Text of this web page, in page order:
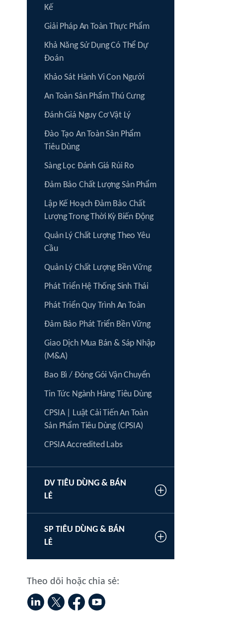
Kế
Giải Pháp An Toàn Thực Phẩm
Khả Năng Sử Dụng Có Thể Dự
Đoán
Khảo Sát Hành Vi Con Người
An Toàn Sản Phẩm Thú Cưng
Đánh Giá Nguy Cơ Vật Lý
Đào Tạo An Toàn Sản Phẩm
Tiêu Dùng
Sàng Lọc Đánh Giá Rủi Ro
Đảm Bảo Chất Lượng Sản Phẩm
Lập Kế Hoạch Đảm Bảo Chất
Lượng Trong Thời Kỳ Biến Động
Quản Lý Chất Lượng Theo Yêu
Cầu
Quản Lý Chất Lượng Bền Vững
Phát Triển Hệ Thống Sinh Thái
Phát Triển Quy Trình An Toàn
Đảm Bảo Phát Triển Bền Vững
Giao Dịch Mua Bán & Sáp Nhập
(M&A)
Bao Bì / Đóng Gói Vận Chuyển
Tin Tức Ngành Hàng Tiêu Dùng
CPSIA | Luật Cải Tiến An Toàn
Sản Phẩm Tiêu Dùng (CPSIA)
CPSIA Accredited Labs
DV TIÊU DÙNG & BÁN
LẺ
SP TIÊU DÙNG & BÁN
LẺ
Theo dõi hoặc chia sẻ: